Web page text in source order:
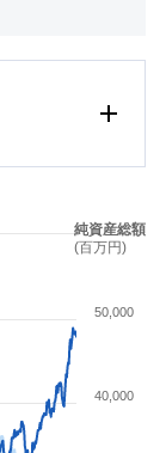
純資産総額
(百万円)
40,000
50,000